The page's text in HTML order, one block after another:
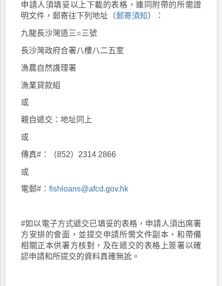
申請人須填妥以上下載的表格，連同附帶的所需證
明文件，郵寄往下列地址（郵寄須知 ）：
九龍長沙灣道三○三號
長沙灣政府合署八樓八二五室
漁農自然謢理署
漁業貸款組
或
親自遞交：地址同上
或
傳真#：（852）2314 2866
或
電郵#：fishloans@afcd.gov.hk
#如以電子方式遞交已填妥的表格，申請人須出席署
方安排的會面，並提交申請所需文件副本，和帶備
相關正本供署方核對，及在遞交的表格上簽署以確
認申請和所提交的資料真確無訛。